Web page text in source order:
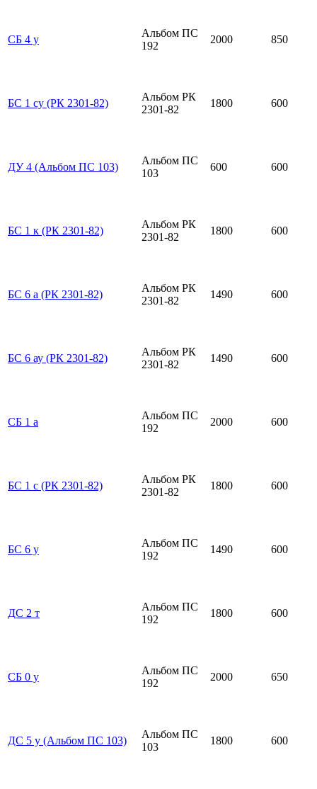
СБ 4 у
Альбом ПС
192
2000 850
БС 1 су (РК 2301-82)
Альбом РК
2301-82
1800 600
ДУ 4 (Альбом ПС 103)
Альбом ПС
103
600 600
БС 1 к (РК 2301-82)
Альбом РК
2301-82
1800 600
БС 6 а (РК 2301-82)
Альбом РК
2301-82
1490 600
БС 6 ау (РК 2301-82)
Альбом РК
2301-82
1490 600
СБ 1 а
Альбом ПС
192
2000 600
БС 1 с (РК 2301-82)
Альбом РК
2301-82
1800 600
БС 6 у
Альбом ПС
192
1490 600
ДС 2 т
Альбом ПС
192
1800 600
СБ 0 у
Альбом ПС
192
2000 650
ДС 5 у (Альбом ПС 103)
Альбом ПС
103
1800 600